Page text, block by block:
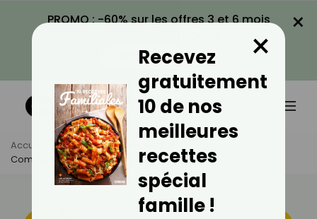
PROMO : -60% sur les offres 3 et 6 mois
VOIR LA PROMO
×
Accueil Actus
Astuces Culinaires
Comment Aider Votre Enfant À Manger Moins De Sucre ?
Recevez
gratuitement
10 de nos
meilleures
recettes
spécial
famille !
×